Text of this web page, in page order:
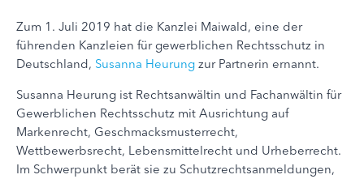
Zum 1. Juli 2019 hat die Kanzlei Maiwald, eine der
führenden Kanzleien für gewerblichen Rechtsschutz in
Deutschland, Susanna Heurung zur Partnerin ernannt.
Susanna Heurung ist Rechtsanwältin und Fachanwältin für
Gewerblichen Rechtsschutz mit Ausrichtung auf
Markenrecht, Geschmacksmusterrecht,
Wettbewerbsrecht, Lebensmittelrecht und Urheberrecht.
Im Schwerpunkt berät sie zu Schutzrechtsanmeldungen,